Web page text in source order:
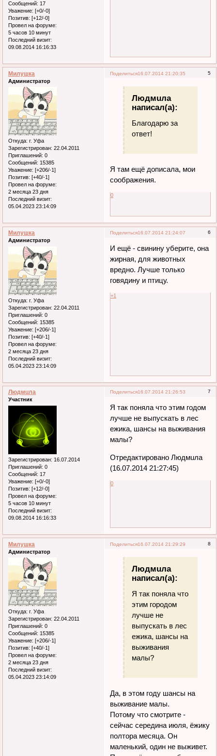
Сообщений: 17
Уважение: [+0/-0]
Позитив: [+12/-0]
Провел на форуме:
5 часов 10 минут
Последний визит:
09.08.2014 16:16:33
Поделиться 5
16.07.2014 21:20:35
Милушка
Администратор
Откуда: г. Уфа
Зарегистрирован: 22.04.2011
Приглашений: 0
Сообщений: 15385
Уважение: [+206/-1]
Позитив: [+40/-1]
Провел на форуме:
2 месяца 23 дня
Последний визит:
05.04.2023 23:14:09
Людмuла
написал(а):
Благодарю за
ответ!
Я там ещё дописала, мои
соображения.
0
Поделиться 6
16.07.2014 21:24:07
Милушка
Администратор
Откуда: г. Уфа
Зарегистрирован: 22.04.2011
Приглашений: 0
Сообщений: 15385
Уважение: [+206/-1]
Позитив: [+40/-1]
Провел на форуме:
2 месяца 23 дня
Последний визит:
05.04.2023 23:14:09
И ещё - свинину уберите, она
жирная, для животных
вредно. Лучше только
говядину и птицу.
+1
Поделиться 7
16.07.2014 21:26:53
Людмuла
Участник
Зарегистрирован: 16.07.2014
Приглашений: 0
Сообщений: 17
Уважение: [+0/-0]
Позитив: [+12/-0]
Провел на форуме:
5 часов 10 минут
Последний визит:
09.08.2014 16:16:33
Я так поняла что этим годом
лучше не выпускать в лес
ежика, шансы на выживания
малы?
Отредактировано Людмuла
(16.07.2014 21:27:45)
0
Поделиться 8
16.07.2014 21:29:29
Милушка
Администратор
Откуда: г. Уфа
Зарегистрирован: 22.04.2011
Приглашений: 0
Сообщений: 15385
Уважение: [+206/-1]
Позитив: [+40/-1]
Провел на форуме:
2 месяца 23 дня
Последний визит:
05.04.2023 23:14:09
Людмuла
написал(а):
Я так поняла что
этим городом
лучше не
выпускать в лес
ежика, шансы на
выживания
малы?
Да, в этом году шансы на
выживание малы.
Потому что смотрите -
сейчас середина июля, ёжику
полтора месяца. Он
маленький, один не выживет.